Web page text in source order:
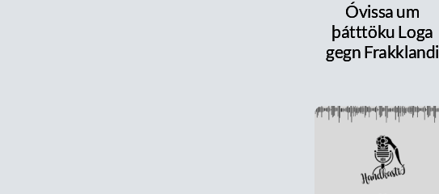
Óvissa um
þátttöku Loga
gegn Frakklandi